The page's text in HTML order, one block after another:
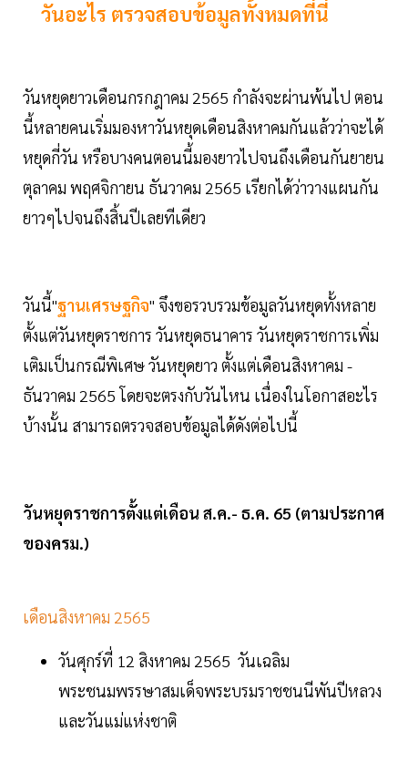
วันอะไร ตรวจสอบข้อมูลทั้งหมดที่นี่
วันหยุดยาวเดือนกรกฎาคม 2565 กำลังจะผ่านพ้นไป ตอน
นี้หลายคนเริ่มมองหาวันหยุดเดือนสิงหาคมกันแล้วว่าจะได้
หยุดกี่วัน หรือบางคนตอนนี้มองยาวไปจนถึงเดือนกันยายน
ตุลาคม พฤศจิกายน ธันวาคม 2565 เรียกได้ว่าวางแผนกัน
ยาวๆไปจนถึงสิ้นปีเลยทีเดียว
วันนี้"ฐานเศรษฐกิจ" จึงขอรวบรวมข้อมูลวันหยุดทั้งหลาย
ตั้งแต่วันหยุดราชการ วันหยุดธนาคาร วันหยุดราชการเพิ่ม
เติมเป็นกรณีพิเศษ วันหยุดยาว ตั้งแต่เดือนสิงหาคม -
ธันวาคม 2565 โดยจะตรงกับวันไหน เนื่องในโอกาสอะไร
บ้างนั้น สามารถตรวจสอบข้อมูลได้ดังต่อไปนี้
วันหยุดราชการตั้งแต่เดือน ส.ค.- ธ.ค. 65 (ตามประกาศ
ของครม.)
เดือนสิงหาคม 2565
วันศุกร์ที่ 12 สิงหาคม 2565 วันเฉลิม
พระชนมพรรษาสมเด็จพระบรมราชชนนีพันปีหลวง
และวันแม่แห่งชาติ